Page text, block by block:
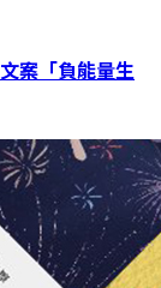
案「負能量生